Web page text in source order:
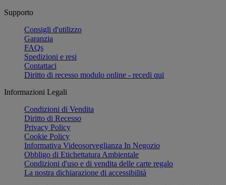
Supporto
Consigli d'utilizzo
Garanzia
FAQs
Spedizioni e resi
Contattaci
Diritto di recesso modulo online - recedi qui
Informazioni Legali
Condizioni di Vendita
Diritto di Recesso
Privacy Policy
Cookie Policy
Informativa Videosorveglianza In Negozio
Obbligo di Etichettatura Ambientale
Condizioni d'uso e di vendita delle carte regalo
La nostra dichiarazione di accessibilità